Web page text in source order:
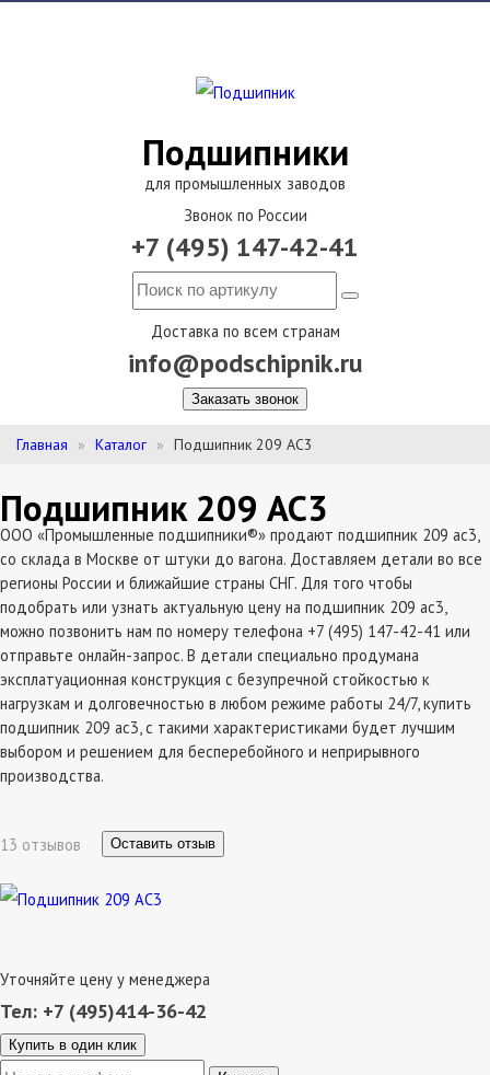
Подшипники
для промышленных заводов
Звонок по России
+7 (495) 147-42-41
Доставка по всем странам
info@podschipnik.ru
Заказать звонок
Главная Каталог Подшипник 209 АС3
Подшипник 209 АС3
ООО «Промышленные подшипники®» продают подшипник 209 ас3,
со склада в Москве от штуки до вагона. Доставляем детали во все
регионы России и ближайшие страны СНГ. Для того чтобы
подобрать или узнать актуальную цену на подшипник 209 ас3,
можно позвонить нам по номеру телефона +7 (495) 147-42-41 или
отправьте онлайн-запрос. В детали специально продумана
эксплатуационная конструкция с безупречной стойкостью к
нагрузкам и долговечностью в любом режиме работы 24/7, купить
подшипник 209 ас3, с такими характеристиками будет лучшим
выбором и решением для бесперебойного и неприрывного
производства.
13 отзывов Оставить отзыв
Уточняйте цену у менеджера
Тел: +7 (495)414-36-42
Купить в один клик